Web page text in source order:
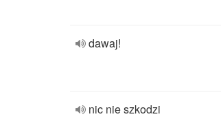
dawaj!
nic nie szkodzi